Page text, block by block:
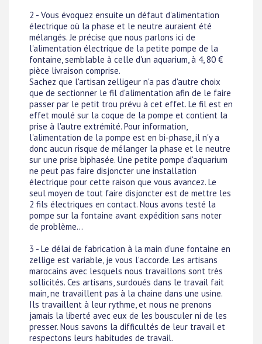
2 - Vous évoquez ensuite un défaut d'alimentation
électrique où la phase et le neutre auraient été
mélangés. Je précise que nous parlons ici de
l'alimentation électrique de la petite pompe de la
fontaine, semblable à celle d'un aquarium, à 4, 80 €
pièce livraison comprise.
Sachez que l'artisan zelligeur n'a pas d'autre choix
que de sectionner le fil d'alimentation afin de le faire
passer par le petit trou prévu à cet effet. Le fil est en
effet moulé sur la coque de la pompe et contient la
prise à l'autre extrémité. Pour information,
l'alimentation de la pompe est en bi-phase, il n'y a
donc aucun risque de mélanger la phase et le neutre
sur une prise biphasée. Une petite pompe d'aquarium
ne peut pas faire disjoncter une installation
électrique pour cette raison que vous avancez. Le
seul moyen de tout faire disjoncter est de mettre les
2 fils électriques en contact. Nous avons testé la
pompe sur la fontaine avant expédition sans noter
de problème...
3 - Le délai de fabrication à la main d'une fontaine en
zellige est variable, je vous l'accorde. Les artisans
marocains avec lesquels nous travaillons sont très
sollicités. Ces artisans, surdoués dans le travail fait
main, ne travaillent pas à la chaine dans une usine.
Ils travaillent à leur rythme, et nous ne prenons
jamais la liberté avec eux de les bousculer ni de les
presser. Nous savons la difficultés de leur travail et
respectons leurs habitudes de travail.